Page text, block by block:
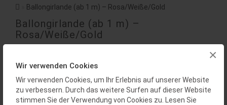
×
Wir verwenden Cookies
Wir verwenden Cookies, um Ihr Erlebnis auf unserer Website
zu verbessern. Durch das weitere Surfen auf dieser Website
stimmen Sie der Verwendung von Cookies zu. Lesen Sie
Ballongirlande (ab 1 m) – Rosa/Weiße/Gold
Ballongirlande (ab 1 m) –
Rosa/Weiße/Gold